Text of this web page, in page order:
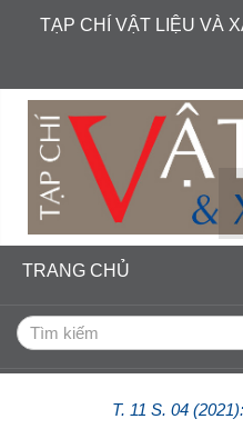
TẠP CHÍ VẬT LIỆU VÀ
TRANG CHỦ
T. 11 S. 04